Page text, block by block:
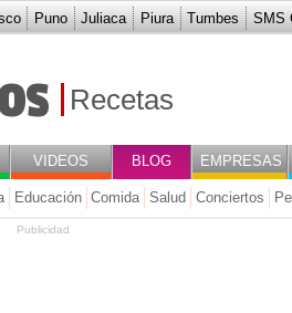
Puno Juliaca Piura Tumbes SMS
Recetas
VIDEOS BLOG EMPRESAS
Educación Comida Salud Conciertos
Publicidad